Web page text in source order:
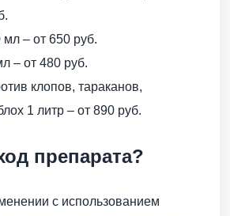
– от 650 руб.
– от 480 руб.
клопов, тараканов,
1 литр – от 890 руб.
препарата?
с использованием